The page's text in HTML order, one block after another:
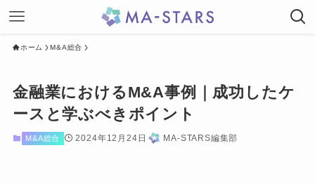
ホーム M&A総合
金融業におけるM&A事例｜成功したケ
ースと学ぶべきポイント
M&A総合 2024年12月24日 MA-STARS編集部